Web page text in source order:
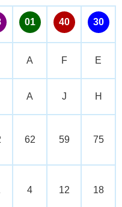
01 40 30
A F E
A J H
62 59 75
4 12 18